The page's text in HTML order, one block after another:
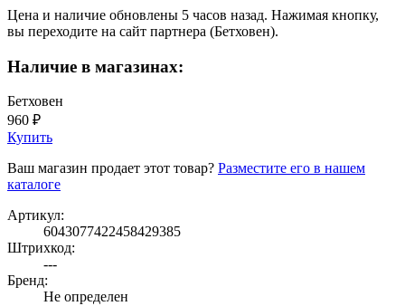
Цена и наличие обновлены 5 часов назад. Нажимая кнопку,
вы переходите на сайт партнера (Бетховен).
Наличие в магазинах:
Бетховен
960 ₽
Купить
Ваш магазин продает этот товар? Разместите его в нашем
каталоге
Артикул:
6043077422458429385
Штрихкод:
---
Бренд:
Не определен